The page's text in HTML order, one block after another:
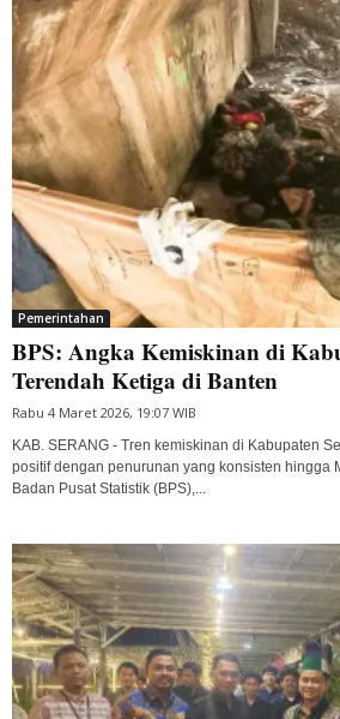
Pemerintahan
BPS: Angka Kemiskinan di
Terendah Ketiga di Banten
Rabu 4 Maret 2026, 19:07 WIB
KAB. SERANG - Tren kemiskinan di Kabupaten
positif dengan penurunan yang konsisten hingga
Badan Pusat Statistik (BPS),...